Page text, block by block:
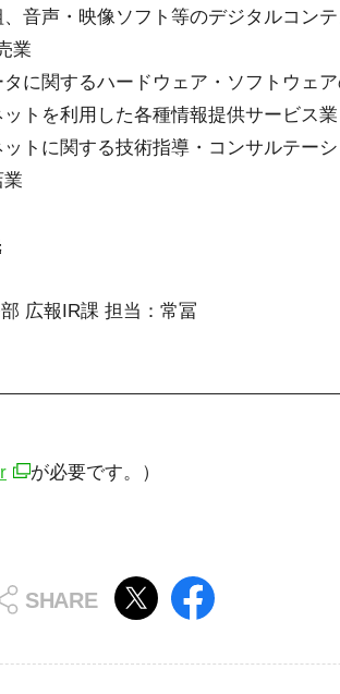
、音声・映像ソフト等のデジタルコン
業
タに関するハードウェア・ソフトウェ
ットを利用した各種情報提供サービス業
ットに関する技術指導・コンサルテー
業
広報IR課 担当：常冨
が必要です。）